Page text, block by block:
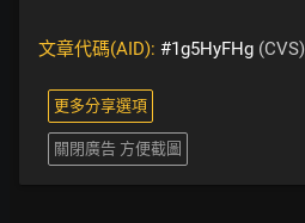
文章代碼(AID): #1g5HyFHg (CVS)
更多分享選項
關閉廣告 方便截圖